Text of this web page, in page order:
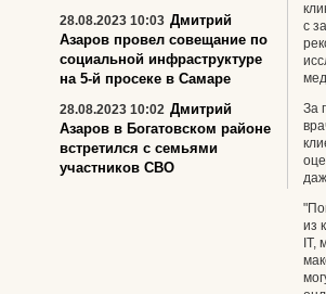
с
За
из
IT,
28.08.2023 10:03 Дмитрий
Азаров провел совещание по
социальной инфраструктуре
на 5-й просеке в Самаре
28.08.2023 10:02 Дмитрий
Азаров в Богатовском районе
встретился с семьями
участников СВО